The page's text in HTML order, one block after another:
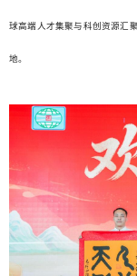
球高端人才集聚与科创资源汇
地。